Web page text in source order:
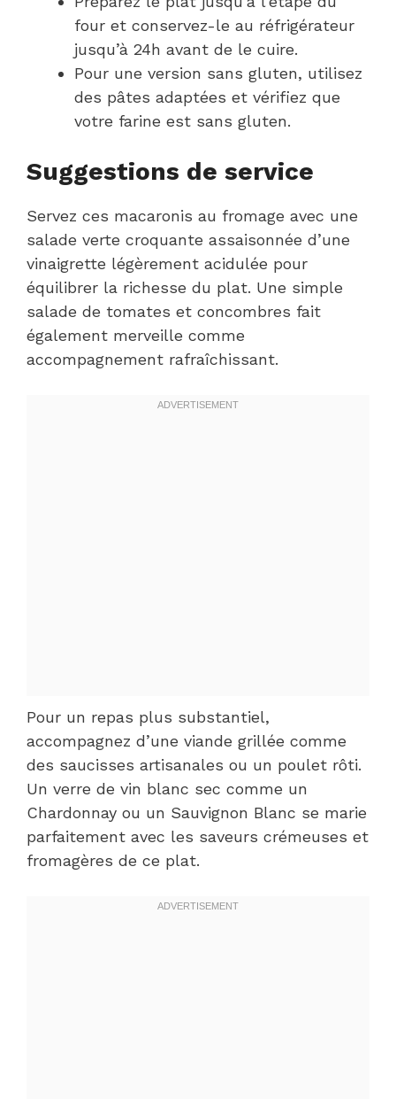
four et conservez-le au réfrigérateur
jusqu’à 24h avant de le cuire.
Pour une version sans gluten, utilisez
des pâtes adaptées et vérifiez que
votre farine est sans gluten.
Suggestions de service
Servez ces macaronis au fromage avec une
salade verte croquante assaisonnée d’une
vinaigrette légèrement acidulée pour
équilibrer la richesse du plat. Une simple
salade de tomates et concombres fait
également merveille comme
accompagnement rafraîchissant.
Pour un repas plus substantiel,
accompagnez d’une viande grillée comme
des saucisses artisanales ou un poulet rôti.
Un verre de vin blanc sec comme un
Chardonnay ou un Sauvignon Blanc se marie
parfaitement avec les saveurs crémeuses et
fromagères de ce plat.